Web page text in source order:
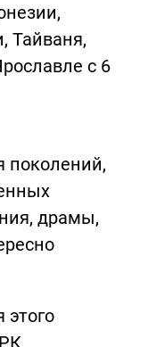
Тайваня,
с 6
поколений,
драмы,